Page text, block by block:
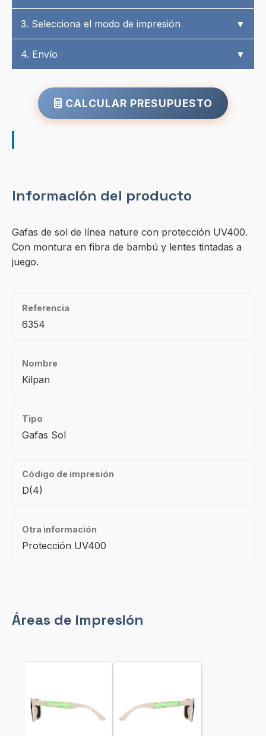
3. Selecciona el modo de impresión ▼
4. Envío ▼
CALCULAR PRESUPUESTO
Información del producto
Gafas de sol de línea nature con protección UV400.
Con montura en fibra de bambú y lentes tintadas a
juego.
Referencia
6354
Nombre
Kilpan
Tipo
Gafas Sol
Código de impresión
D(4)
Otra información
Protección UV400
Áreas de impresión